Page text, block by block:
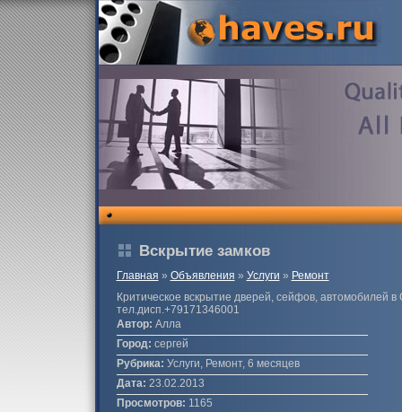
Вскрытие замков
Главная » Объявления » Услуги » Ремонт
Критическое вскрытие дверей, сейфов, автомобилей
тел.дисп.+79171346001
Автор: Алла
Город: сергей
Рубрика: Услуги, Ремонт, 6 месяцев
Дата: 23.02.2013
Просмотров: 1165